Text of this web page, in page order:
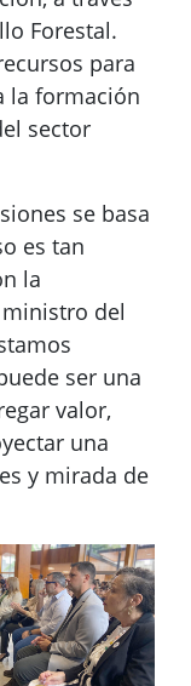
Forestal.
para
la formación
sector
se basa
es tan
la
del
ser una
valor,
una
y mirada de